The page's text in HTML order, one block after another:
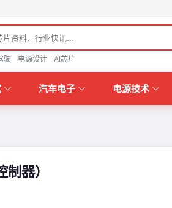
驶 电源设计 AI芯片
汽车电子 电源技术
器）